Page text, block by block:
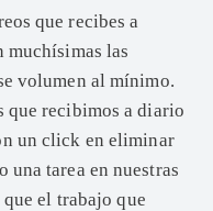
que recibes a
muchísimas las
volumen al mínimo.
que recibimos a diario
un click en eliminar
una tarea en nuestras
el trabajo que